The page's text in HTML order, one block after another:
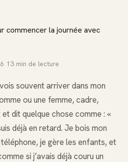
commencer la journée avec
13 min de lecture
souvent arriver dans mon
ou une femme, cadre,
dit quelque chose comme : «
déjà en retard. Je bois mon
je gère les enfants, et
si j’avais déjà couru un